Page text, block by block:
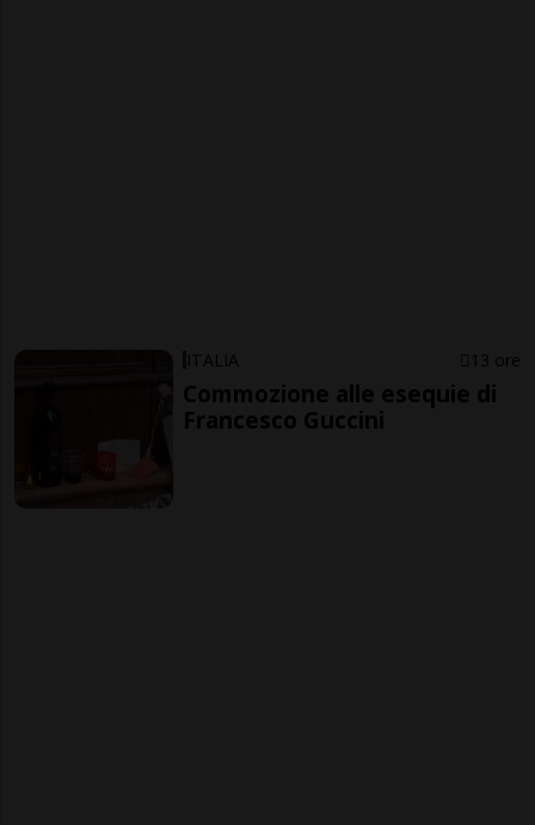
ITALIA 13 ore
Commozione alle esequie di
Francesco Guccini